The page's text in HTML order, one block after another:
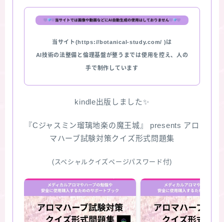
★スペシャルアロマハーブ４択クイズ (kindle出
版限定)
当サイト(https://botanical-study.com/ )は
AI技術の法整備と倫理基盤が整うまでは使用を控え、人の
手で制作しています
kindle出版しました✨
『Cジャスミン瑠璃地楽の魔王城』 presents アロ
マハーブ試験対策クイズ形式問題集
(スペシャルクイズページパスワード付)